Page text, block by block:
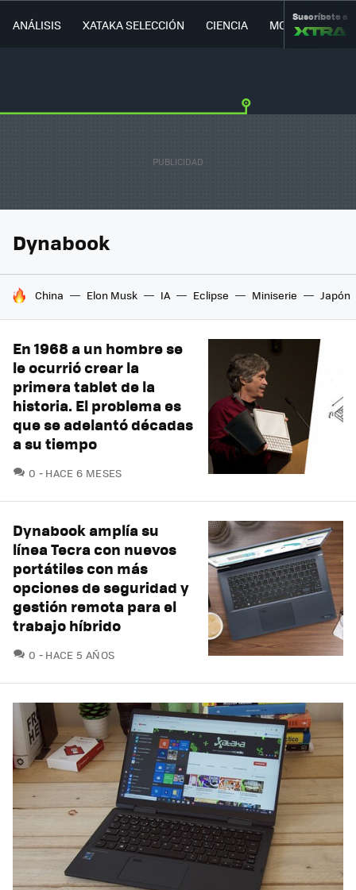
ANÁLISIS XATAKA SELECCIÓN CIENCIA MOVILIDAD
Suscríbete a
Dynabook
HOY SE HABLA DE
China Elon Musk IA Eclipse Miniserie Japón
En 1968 a un hombre se
le ocurrió crear la
primera tablet de la
historia. El problema es
que se adelantó décadas
a su tiempo
0 COMENTARIOS
HACE 6 MESES
Dynabook amplía su
línea Tecra con nuevos
portátiles con más
opciones de seguridad y
gestión remota para el
trabajo híbrido
0 COMENTARIOS
HACE 5 AÑOS